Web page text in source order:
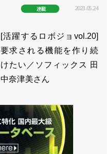
連載 2023.05.24
[活躍するロボジョvol.20]
要求される機能を作り続
けたい／ソフィックス 田
中奈津美さん